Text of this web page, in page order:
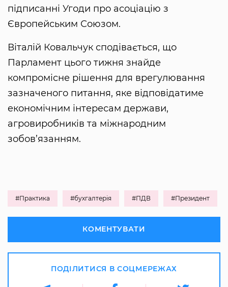
підписанні Угоди про асоціацію з
Європейським Союзом.
Віталій Ковальчук сподівається, що
Парламент цього тижня знайде
компромісне рішення для врегулювання
зазначеного питання, яке відповідатиме
економічним інтересам держави,
агровиробників та міжнародним
зобов’язанням.
#Практика #бухгалтерія #ПДВ #Президент
КОМЕНТУВАТИ
ПОДІЛИТИСЯ В СОЦМЕРЕЖАХ